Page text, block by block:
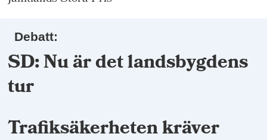
Debatt:
SD: Nu är det landsbygdens
tur
Trafiksäkerheten kräver